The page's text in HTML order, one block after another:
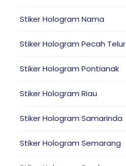
Stiker Hologram Nama
Stiker Hologram Pecah Telur
Stiker Hologram Pontianak
Stiker Hologram Riau
Stiker Hologram Samarinda
Stiker Hologram Semarang